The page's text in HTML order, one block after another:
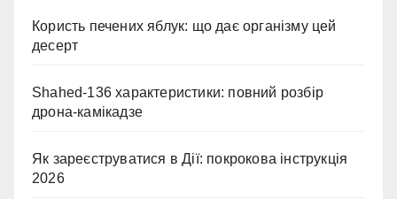
Користь печених яблук: що дає організму цей
десерт
Shahed-136 характеристики: повний розбір
дрона-камікадзе
Як зареєструватися в Дії: покрокова інструкція
2026